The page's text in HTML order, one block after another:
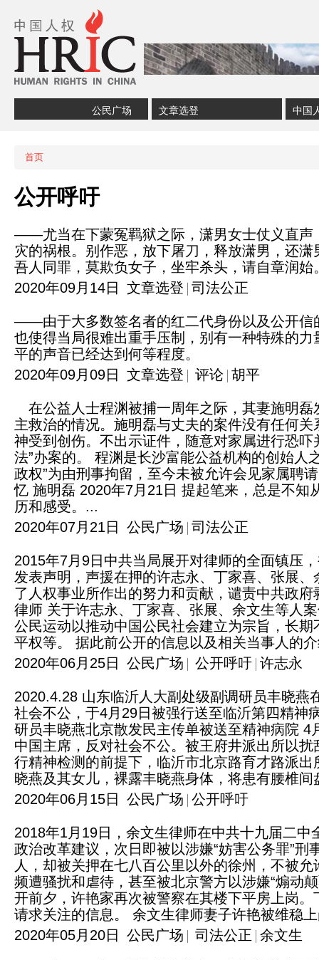
公民广场 文章选登 中国
当前位置
首页
公开呼吁
——尤当在下蒙冤羁狱之际，潇男女士仗义直声
灾的祸根。别作恶，放下屠刀，释放潇男，还
吾人同罪，莫欺负女子，坐牢杀头，请自章润始
2020年09月14日
文章选登 司法公正
——由于大多数签名者的红二代身份以及公开信
也使得当局很难出重手压制，别有一种特殊的
平的声音已经达到何等程度。
2020年09月09日
文章选登 评论 胡平
在公益人士程渊被捕一周年之际，其妻施明
主救治的情况。施明磊与丈夫的案件没有任何
神受到创伤。不出示证件，随意对家属进行恐
法”办案的。 程渊是长沙富能公益机构的创始人
政权”为由刑事拘留，至今未被允许会见家属
忆 施明磊 2020年7月21日 提起笔来，总是不
历和感受。...
2020年07月21日
公民广场 司法公正
2015年7月9日中共当局展开对律师的全面镇压
发表声明，声援在押的许志永、丁家喜、张展
了人权事业所作出的努力和贡献，谴责中共政
律师 关于许志永、丁家喜、张展、余文生等人
公民运动以推动中国公民社会建立为宗旨，长
平权等。 据此前公开的信息以及相关当事人的
2020年06月25日
公民广场 公开呼吁 许志永
2020.4.28 山东临沂人大副处级副调研员丰晓
社会不公，于4月29日被强行送至临沂第四精神
研员丰晓燕北京散发民主传单被送至精神病院
中国主席，反对社会不公。被王府井派出所以
行精神检测的前提下，临沂市北京路育才路派
晓燕及其女儿，裸露丰晓燕身体，将患有腰椎
2020年06月15日
公民广场 公开呼吁
2018年1月19日，余文生律师在中共十九届二
政治改革建议，次日即被以涉嫌“妨害公务罪”
人，却被关押在七八百公里以外的徐州，不被
频遭骚扰和虐待，甚至被北京警方以涉嫌“煽动
开前夕，许艳家再次被警察在其楼下平房上岗
请求关注的信息。 余文生律师妻子许艳被维稳
2020年05月20日
公民广场 司法公正 余文生